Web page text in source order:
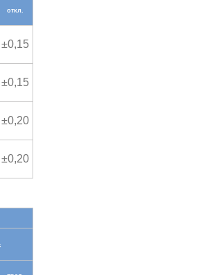
откл.
±0,15
±0,15
±0,20
±0,20